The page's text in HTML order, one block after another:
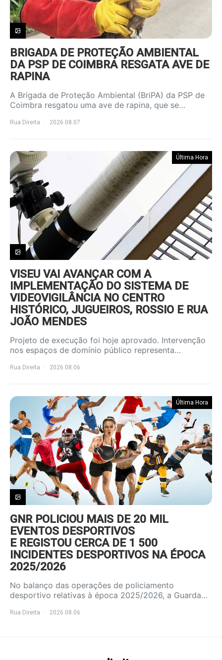
BRIGADA DE PROTEÇÃO AMBIENTAL
DA PSP DE COIMBRA RESGATA AVE DE
RAPINA
A Brigada de Proteção Ambiental (BriPA) da PSP de
Coimbra resgatou uma ave de rapina, que se…
Rua Direita 2026.08.07
Última Hora
VISEU VAI AVANÇAR COM A
IMPLEMENTAÇÃO DO SISTEMA DE
VIDEOVIGILÂNCIA NO CENTRO
HISTÓRICO, JUGUEIROS, ROSSIO E RUA
JOÃO MENDES
Projeto de execução foi hoje aprovado. Intervenção
nos espaços de domínio público representa…
Rua Direita 2026.08.06
Última Hora
GNR POLICIOU MAIS DE 20 MIL
EVENTOS DESPORTIVOS
E REGISTOU CERCA DE 1 500
INCIDENTES DESPORTIVOS NA ÉPOCA
2025/2026
No balanço das operações de policiamento
desportivo relativas à época 2025/2026, a Guarda…
Rua Direita 2026.08.06